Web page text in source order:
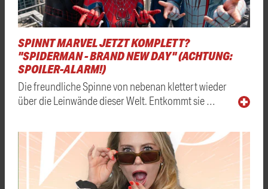
SPINNT MARVEL JETZT KOMPLETT?
"SPIDERMAN - BRAND NEW DAY" (ACHTUNG:
SPOILER-ALARM!)
Die freundliche Spinne von nebenan klettert wieder
über die Leinwände dieser Welt. Entkommt sie …